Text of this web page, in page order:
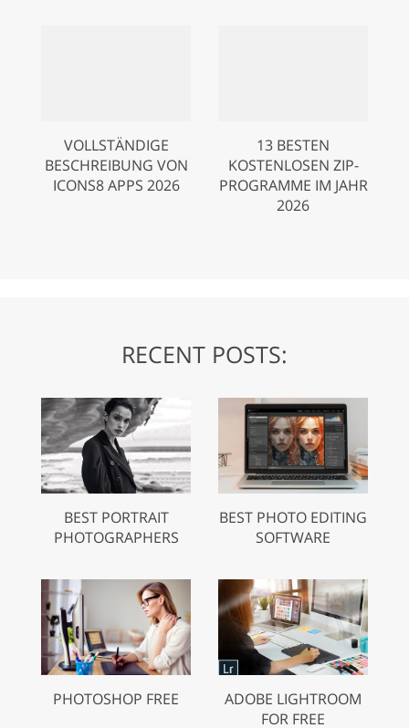
VOLLSTÄNDIGE
BESCHREIBUNG VON
ICONS8 APPS 2026
13 BESTEN
KOSTENLOSEN ZIP-
PROGRAMME IM JAHR
2026
RECENT POSTS:
BEST PORTRAIT
PHOTOGRAPHERS
BEST PHOTO EDITING
SOFTWARE
PHOTOSHOP FREE
ADOBE LIGHTROOM
FOR FREE